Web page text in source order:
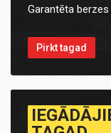
Garantēta
Pirkt tagad